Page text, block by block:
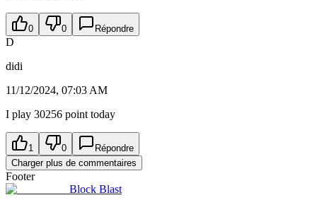
0 0 Répondre
D
didi
11/12/2024, 07:03 AM
I play 30256 point today
1 0
Répondre
Charger plus de commentaires
Footer
Block Blast